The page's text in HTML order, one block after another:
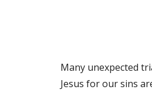
Many unexpected
Jesus for our sins